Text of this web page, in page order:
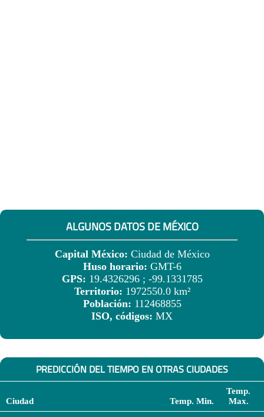
ALGUNOS DATOS DE MÉXICO
Capital México: Ciudad de México
Huso horario: GMT-6
GPS: 19.4326296 ; -99.1331785
Territorio: 1972550.0 km²
Población: 112468855
ISO, códigos: MX
PREDICCIÓN DEL TIEMPO EN OTRAS CIUDADES
Ciudad Temp. Min.
Temp.
Max.